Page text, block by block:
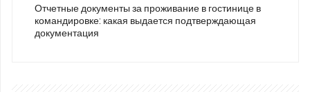
Отчетные документы за проживание в гостинице в
командировке: какая выдается подтверждающая
документация